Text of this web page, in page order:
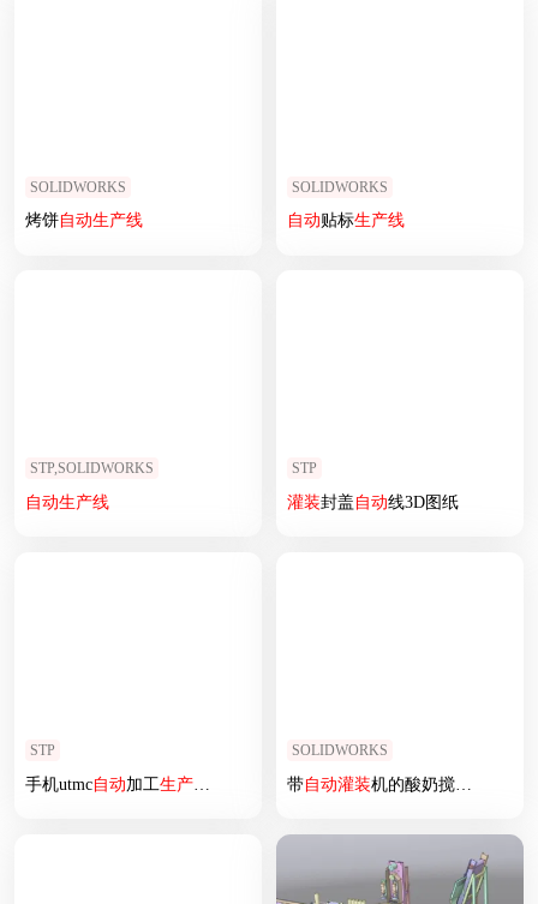
SOLIDWORKS
烤饼自动生产线
SOLIDWORKS
自动贴标生产线
STP,SOLIDWORKS
自动生产线
STP
灌装封盖自动线3D图纸
STP
手机utmc自动加工生产线 （手机加工全自动无人化生产线）
SOLIDWORKS
带自动灌装机的酸奶搅拌机